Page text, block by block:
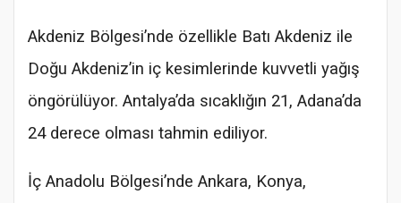
Akdeniz Bölgesi’nde özellikle Batı Akdeniz ile
Doğu Akdeniz’in iç kesimlerinde kuvvetli yağış
öngörülüyor. Antalya’da sıcaklığın 21, Adana’da
24 derece olması tahmin ediliyor.
İç Anadolu Bölgesi’nde Ankara, Konya,